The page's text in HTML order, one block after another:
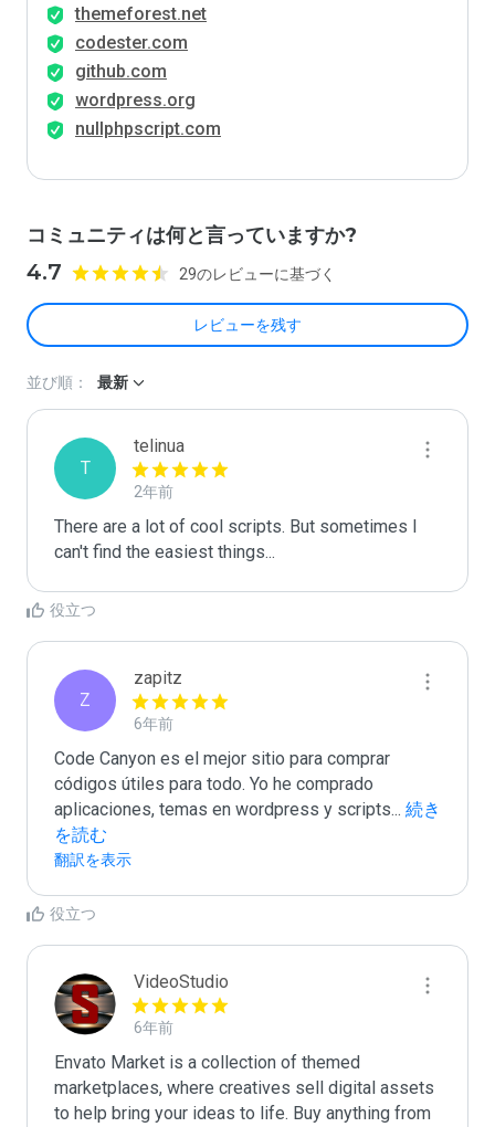
themeforest.net
codester.com
github.com
wordpress.org
nullphpscript.com
コミュニティは何と言っていますか?
4.7 29のレビューに基づく
レビューを残す
並び順： 最新
T
telinua
2年前
There are a lot of cool scripts. But sometimes I
can't find the easiest things...
役立つ
Z
zapitz
6年前
Code Canyon es el mejor sitio para comprar
códigos útiles para todo. Yo he comprado
aplicaciones, temas en wordpress y scripts... 続き
を読む
翻訳を表示
役立つ
VideoStudio
6年前
Envato Market is a collection of themed
marketplaces, where creatives sell digital assets
to help bring your ideas to life. Buy anything from